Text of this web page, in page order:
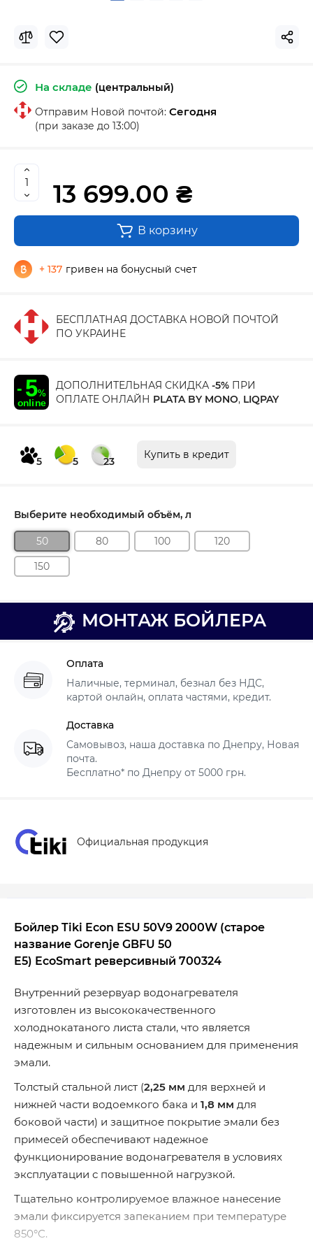
На складе (центральный)
Отправим Новой почтой: Сегодня
(при заказе до 13:00)
13 699.00 ₴
В корзину
+ 137 гривен на бонусный счет
БЕСПЛАТНАЯ ДОСТАВКА НОВОЙ ПОЧТОЙ
ПО УКРАИНЕ
ДОПОЛНИТЕЛЬНАЯ СКИДКА -5% ПРИ
ОПЛАТЕ ОНЛАЙН PLATA BY MONO, LIQPAY
5 5 23
Купить в кредит
Выберите необходимый объём, л
50 80 100
120
150
МОНТАЖ БОЙЛЕРА
Оплата
Наличные, терминал, безнал без НДС,
картой онлайн, оплата частями, кредит.
Доставка
Самовывоз, наша доставка по Днепру, Новая
почта.
Бесплатно* по Днепру от 5000 грн.
Официальная продукция
Бойлер Tiki Econ ESU 50V9 2000W (старое
название Gorenje GBFU 50
E5) EcoSmart реверсивный 700324
Внутренний резервуар водонагревателя
изготовлен из высококачественного
холоднокатаного листа стали, что является
надежным и сильным основанием для применения
эмали.
Толстый стальной лист (2,25 мм для верхней и
нижней части водоемкого бака и 1,8 мм для
боковой части) и защитное покрытие эмали без
примесей обеспечивают надежное
функционирование водонагревателя в условиях
эксплуатации с повышенной нагрузкой.
Тщательно контролируемое влажное нанесение
эмали фиксируется запеканием при температуре
850°С.